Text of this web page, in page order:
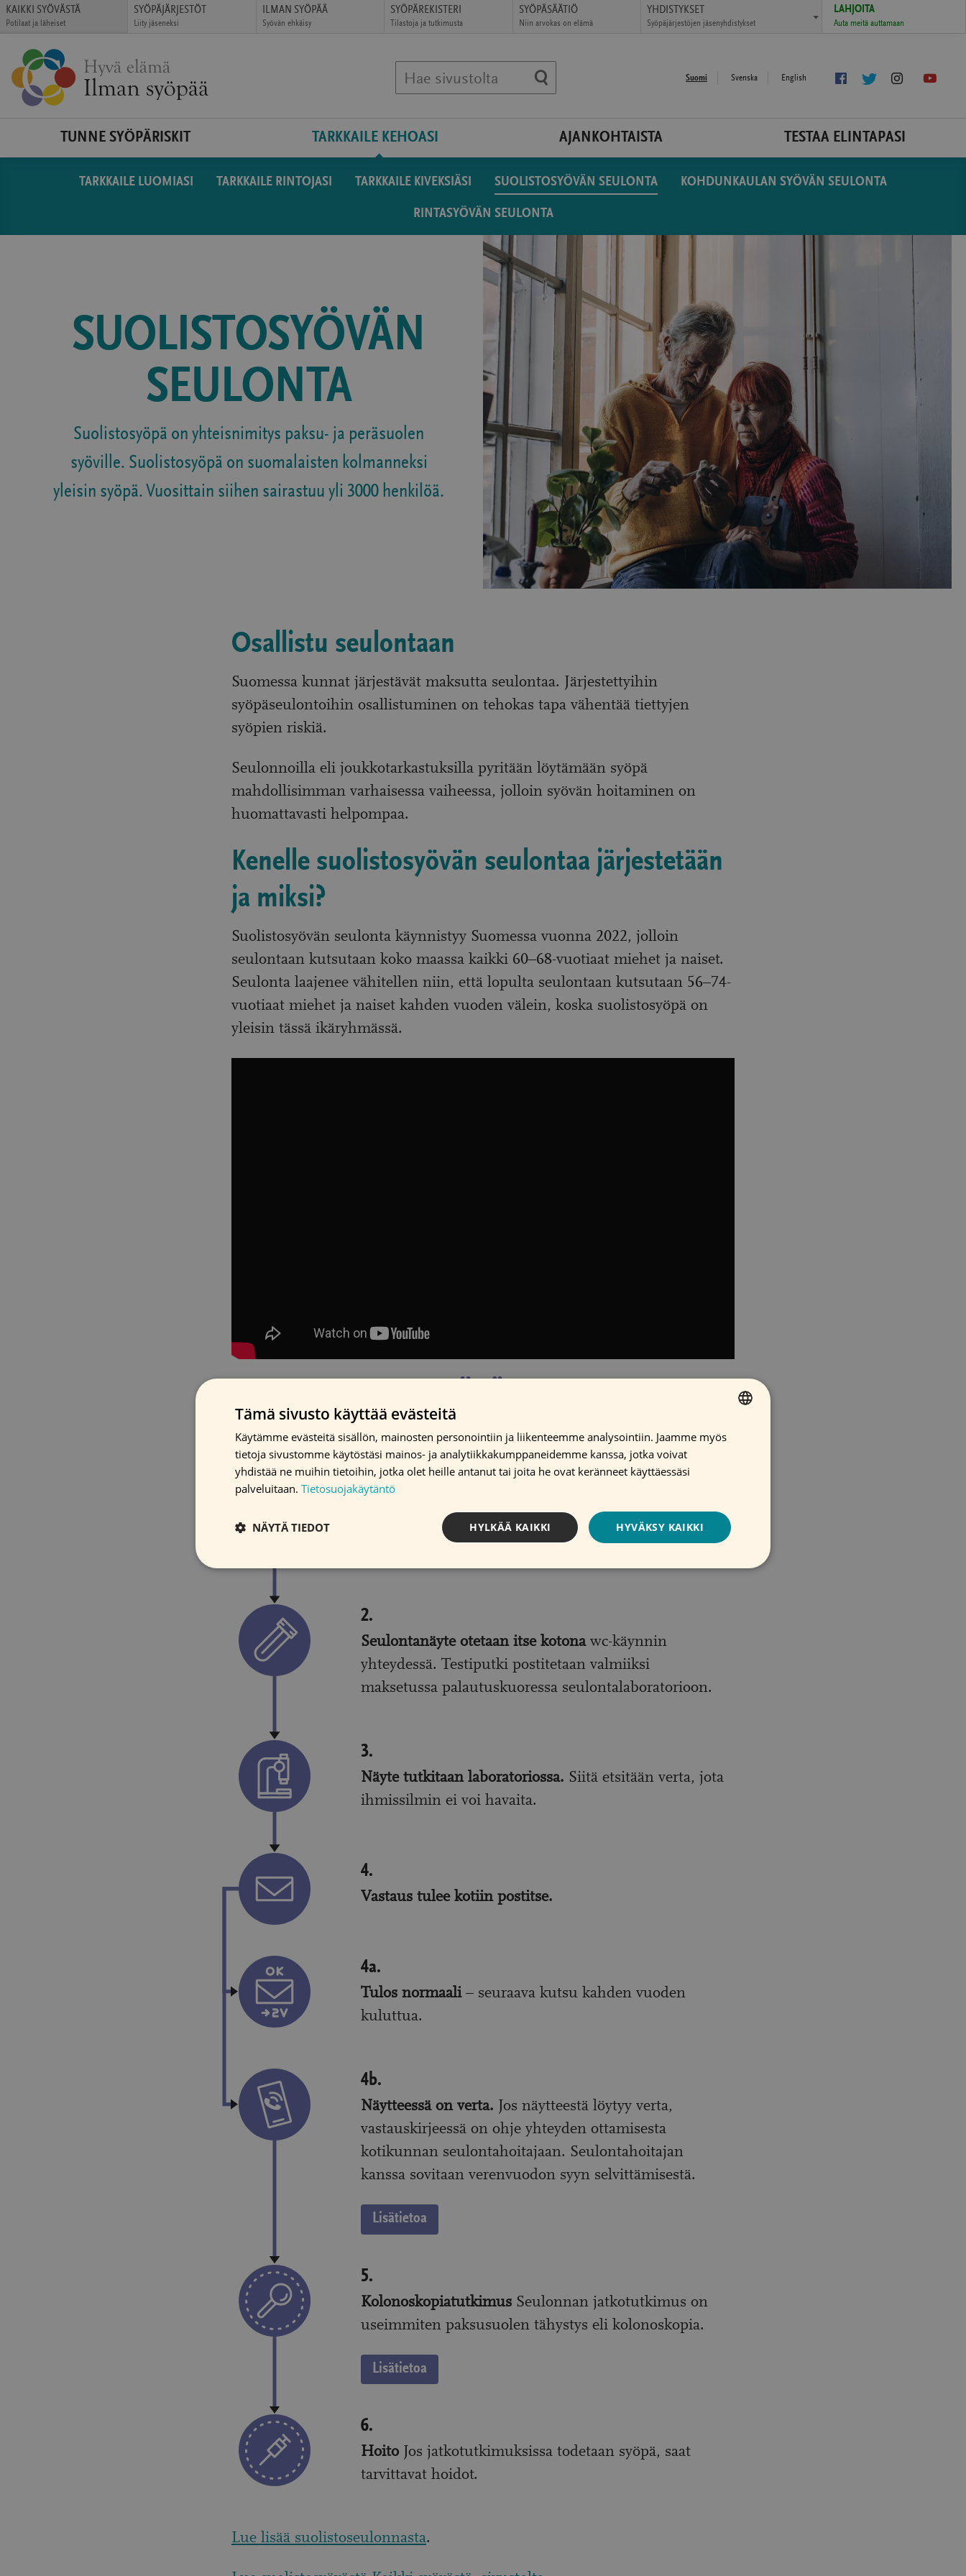
Siirry
suoraan
sisältöön
LAHJOITA
Auta meitä auttamaan
Hae sivustolta Suomi Svenska English
Tykkää
(avautuu Seuraa
(avautuu Seuraa
(avautuu
TUNNE SYÖPÄRISKIT TARKKAILE KEHOASI
TARKKAILE LUOMIASI TARKKAILE RINTOJASI TARKKAILE KIVEKSIÄSI SUOLISTOSYÖVÄN SEULONTA KOHDUNKAULAN SYÖVÄN SEULONTA
RINTASYÖVÄN SEULONTA
AJANKOHTAISTA TESTAA ELINTAPASI
SUOLISTOSYÖVÄN
SEULONTA
Suolistosyöpä on yhteisnimitys paksu- ja peräsuolen
syöville. Suolistosyöpä on suomalaisten kolmanneksi
yleisin syöpä. Vuosittain siihen sairastuu yli 3000 henkilöä.
Osallistu seulontaan
Suomessa kunnat järjestävät maksutta seulontaa. Järjestettyihin
syöpäseulontoihin osallistuminen on tehokas tapa vähentää tiettyjen
syöpien riskiä.
Seulonnoilla eli joukkotarkastuksilla pyritään löytämään syöpä
mahdollisimman varhaisessa vaiheessa, jolloin syövän hoitaminen on
huomattavasti helpompaa.
Kenelle suolistosyövän seulontaa järjestetään
ja miksi?
Suolistosyövän seulonta käynnistyy Suomessa vuonna 2022, jolloin
seulontaan kutsutaan koko maassa kaikki 60–68-vuotiaat miehet ja naiset.
Seulonta laajenee vähitellen niin, että lopulta seulontaan kutsutaan 56–74-
vuotiaat miehet ja naiset kahden vuoden välein, koska suolistosyöpä on
yleisin tässä ikäryhmässä.
1.
Kutsu kotiin.
Turvakielto estää kutsun lähettämisen,
toteuttajaan. Voit ottaa näytteen koska tahansa sinulle
2.
2.
Seulontanäyte otetaan itse kotona wc-käynnin
yhteydessä. Testiputki postitetaan valmiiksi
maksetussa palautuskuoressa seulontalaboratorioon.
3.
3.
Näyte tutkitaan laboratoriossa. Siitä etsitään verta, jota
ihmissilmin ei voi havaita.
4.
4.
Vastaus tulee kotiin postitse.
4a.
4a.
Tulos normaali– seuraava kutsu kahden vuoden
kuluttua.
4b.
4b.
Näytteessä on verta. Jos näytteestä löytyy verta,
vastauskirjeessä on ohje yhteyden ottamisesta
kotikunnan seulontahoitajaan. Seulontahoitajan
kanssa sovitaan verenvuodon syyn selvittämisestä.
:Lisätietoa
5.
5.
Kolonoskopiatutkimus Seulonnan jatkotutkimus on
useimmiten paksusuolen tähystys eli kolonoskopia.
:Lisätietoa
6.
6.
HoitoJos jatkotutkimuksissa todetaan syöpä, saat
tarvittavat hoidot.
Lue lisää suolistoseulonnasta(avautuu
.
KAIKKI SYÖVÄSTÄ
Potilaat ja läheiset
uudessa
ikkunassa)
SYÖPÄJÄRJESTÖT
Liity jäseneksi
ikkunassa)
ILMAN SYÖPÄÄ
Syövän ehkäisy
SYÖPÄREKISTERI
Tilastoja ja tutkimusta
ikkunassa)
SYÖPÄSÄÄTIÖ
Niin arvokas on elämä
ikkunassa)
YHDISTYKSET
Syöpäjärjestöjen jäsenyhdistykset
FINNISH
Tämä sivusto käyttää evästeitä
Käytämme evästeitä sisällön, mainosten personointiin ja liikenteemme analysointiin. Jaamme myös
tietoja sivustomme käytöstäsi mainos- ja analytiikkakumppaneidemme kanssa, jotka voivat
yhdistää ne muihin tietoihin, jotka olet heille antanut tai joita he ovat keränneet käyttäessäsi
palveluitaan. Tietosuojakäytäntö
HYVÄKSY KAIKKI
HYLKÄÄ KAIKKI
NÄYTÄ TIEDOT